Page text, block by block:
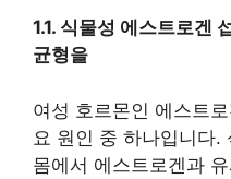
1.1. 식물성 에스트로겐
균형을
여성 호르몬인 에스트
요 원인 중 하나입니다.
몸에서 에스트로겐과